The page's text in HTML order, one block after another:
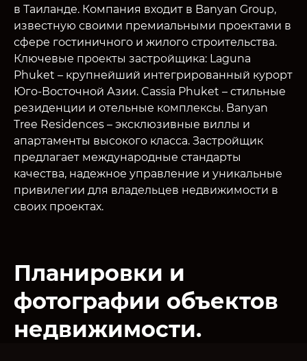
в Таиланде. Компания входит в Banyan Group,
известную своими премиальными проектами в
сфере гостиничного и жилого строительства.
Ключевые проекты застройщика: Laguna
Phuket – крупнейший интегрированный курорт
Юго-Восточной Азии. Cassia Phuket – стильные
резиденции и отельные комплексы. Banyan
Tree Residences – эксклюзивные виллы и
апартаменты высокого класса. Застройщик
предлагает международные стандарты
качества, надежное управление и уникальные
привилегии для владельцев недвижимости в
своих проектах.
Планировки и
фотографии объектов
недвижимости.